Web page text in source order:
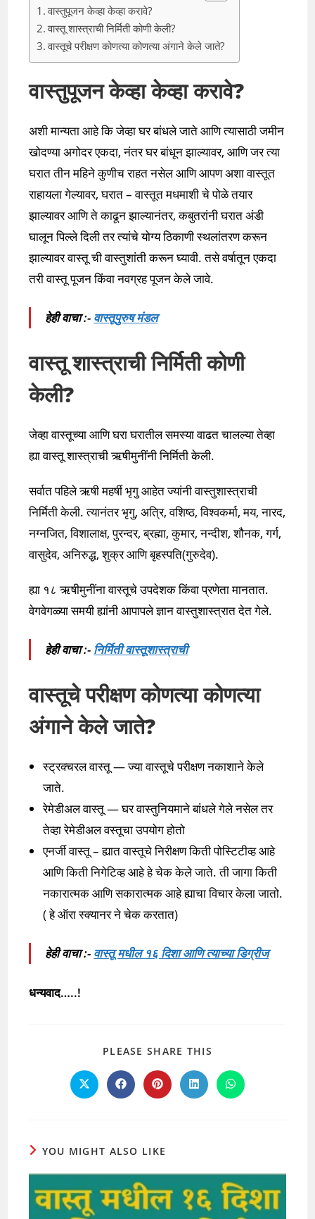
वास्तुपूजन केव्हा केव्हा करावे?
वास्तू शास्त्राची निर्मिती कोणी केली?
वास्तूचे परीक्षण कोणत्या कोणत्या अंगाने केले जाते?
वास्तुपूजन केव्हा केव्हा करावे?
अशी मान्यता आहे कि जेव्हा घर बांधले जाते आणि त्यासाठी जमीन
खोदण्या अगोदर एकदा, नंतर घर बांधून झाल्यावर, आणि जर त्या
घरात तीन महिने कुणीच राहत नसेल आणि आपण अशा वास्तूत
राहायला गेल्यावर, घरात – वास्तूत मधमाशी चे पोळे तयार
झाल्यावर आणि ते काढून झाल्यानंतर, कबुतरांनी घरात अंडी
घालून पिल्ले दिली तर त्यांचे योग्य ठिकाणी स्थलांतरण करून
झाल्यावर वास्तू ची वास्तुशांती करून घ्यावी. तसे वर्षातून एकदा
तरी वास्तू पूजन किंवा नवग्रह पूजन केले जावे.
हेही वाचा :- वास्तूपुरुष मंडल
वास्तू शास्त्राची निर्मिती कोणी
केली?
जेव्हा वास्तूच्या आणि घरा घरातील समस्या वाढत चालल्या तेव्हा
ह्या वास्तू शास्त्राची ऋषीमुनींनी निर्मिती केली.
सर्वात पहिले ऋषी महर्षी भृगु आहेत ज्यांनी वास्तुशास्त्राची
निर्मिती केली. त्यानंतर भृगु, अत्रि, वशिष्ठ, विश्वकर्मा, मय, नारद,
नग्नजित, विशालाक्ष, पुरन्दर, ब्रह्मा, कुमार, नन्दीश, शौनक, गर्ग,
वासुदेव, अनिरुद्ध, शुक्र आणि बृहस्पति(गुरुदेव).
ह्या १८ ऋषीमुनींना वास्तूचे उपदेशक किंवा प्रणेता मानतात.
वेगवेगळ्या समयी ह्यांनी आपापले ज्ञान वास्तुशास्त्रात देत गेले.
हेही वाचा :- निर्मिती वास्तूशास्त्राची
वास्तूचे परीक्षण कोणत्या कोणत्या
अंगाने केले जाते?
स्ट्रक्चरल वास्तू — ज्या वास्तूचे परीक्षण नकाशाने केले
जाते.
रेमेडीअल वास्तू — घर वास्तुनियमाने बांधले गेले नसेल तर
तेव्हा रेमेडीअल वस्तूचा उपयोग होतो
एनर्जी वास्तू – ह्यात वास्तूचे निरीक्षण किती पोस्टिटीव्ह आहे
आणि किती निगेटिव्ह आहे हे चेक केले जाते. ती जागा किती
नकारात्मक आणि सकारात्मक आहे ह्याचा विचार केला जातो.
( हे ऑरा स्क्यानर ने चेक करतात)
हेही वाचा :- वास्तू मधील १६ दिशा आणि त्याच्या डिग्रीज
धन्यवाद…..!
PLEASE SHARE THIS
CONTENT
Opens
in
Opens
in
Opens
in
Opens
in
Opens
in
YOU MIGHT ALSO LIKE